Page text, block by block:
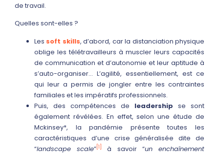
de travail.
Quelles sont-elles ?
Les soft skills, d’abord, car la distanciation physique
oblige les télétravailleurs à muscler leurs capacités
de communication et d’autonomie et leur aptitude à
s’auto-organiser… L’agilité, essentiellement, est ce
qui leur a permis de jongler entre les contraintes
familiales et les impératifs professionnels.
Puis, des compétences de leadership se sont
également révélées. En effet, selon une étude de
Mckinsey*, la pandémie présente toutes les
caractéristiques d’une crise généralisée dite de
“landscape scale” [1] à savoir “un enchaînement